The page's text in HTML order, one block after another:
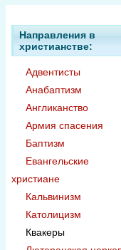
Направления в
христианстве:
Адвентисты
Анабаптизм
Англиканство
Армия спасения
Баптизм
Евангельские
христиане
Кальвинизм
Католицизм
Квакеры